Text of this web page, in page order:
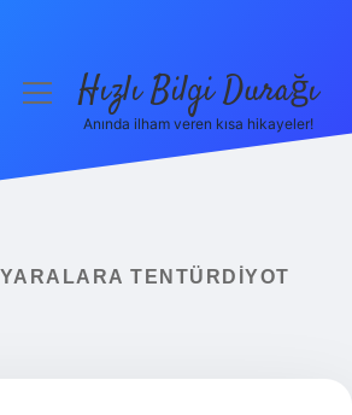
menüyüHızlı Bilgi Durağı
Anında ilham veren kısa hikayeler!
TENTÜRDIYOT